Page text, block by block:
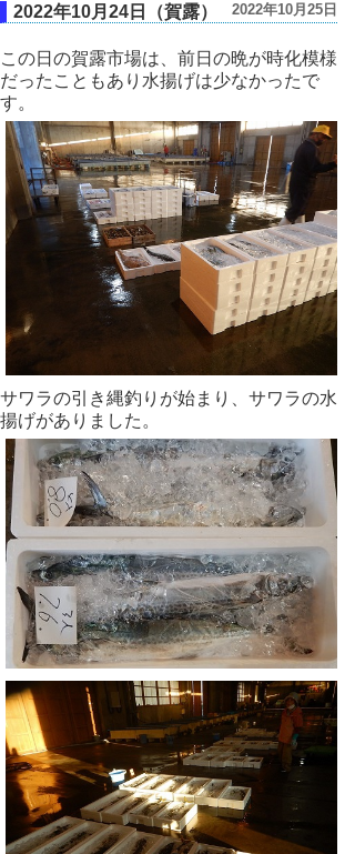
2022年10月25日
2022年10月24日（賀露）
この日の賀露市場は、前日の晩が時化模様
だったこともあり水揚げは少なかったで
す。
サワラの引き縄釣りが始まり、サワラの水
揚げがありました。